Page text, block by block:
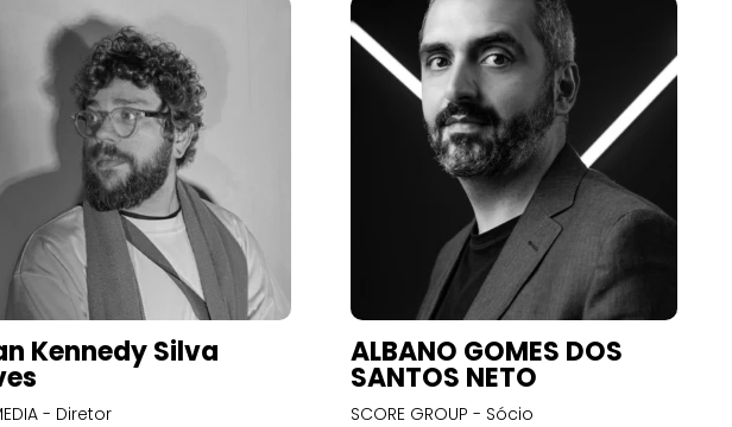
Kennedy Silva
- Diretor
ALBANO GOMES DOS
SANTOS NETO
SCORE GROUP - Sócio